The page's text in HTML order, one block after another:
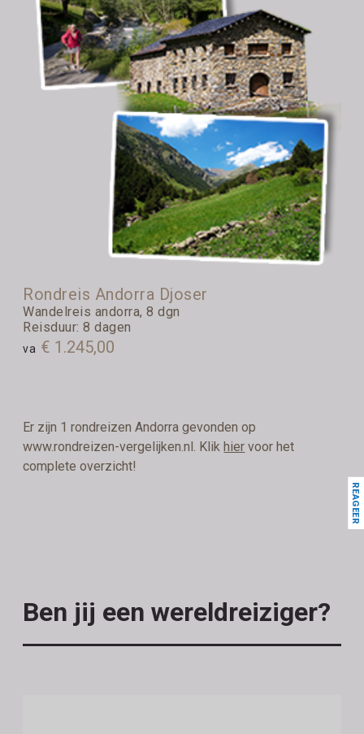
Rondreis Andorra Djoser
Wandelreis andorra, 8 dgn
Reisduur: 8 dagen
va € 1.245,00
Er zijn 1 rondreizen Andorra gevonden op
www.rondreizen-vergelijken.nl. Klikhier voor het
complete overzicht!
Ben jij een wereldreiziger?
REAGEER